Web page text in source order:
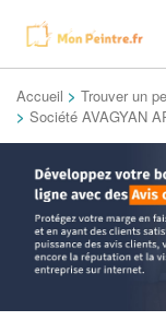
Accueil > Trouver un
> Société AVAGYAN